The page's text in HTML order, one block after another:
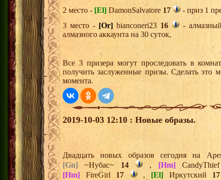
2 место - [El] DamonSalvatore 17
- приз 1
3 место - [Or] bianconeri23 16
-
алмазного аккаунта на 30 суток,
Все 3 призера могут проследовать в
получить заслуженные призы. Сделать это
момента.
2019-10-03 12:10 : Новые образы.
Двадцать новых образов сегодня на
[Gn] ~Нубас~ 14 , [Hm]
[Hm] FireGirl 17 , [El] Иркутский 17